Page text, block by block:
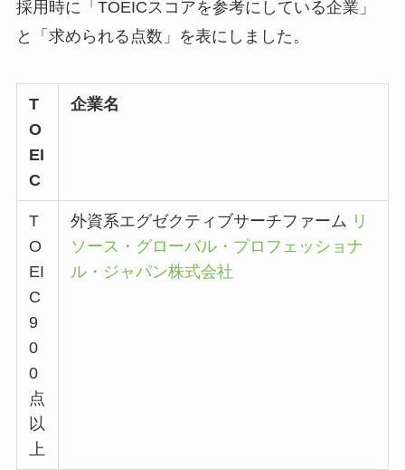
採用時に「TOEICスコアを参考にしている企業」
と「求められる点数」を表にしました。
T
O
EI
C
企業名
T
O
EI
C
9
0
0
点
以
上
外資系エグゼクティブサーチファーム リ
ソース・グローバル・プロフェッショナ
ル・ジャパン株式会社